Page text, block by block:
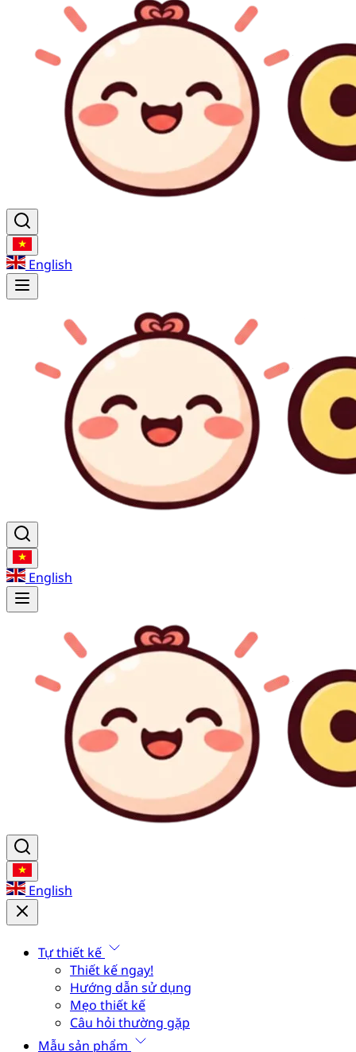
English
English
English
Tự thiết kế
Thiết kế ngay!
Hướng dẫn sử dụng
Mẹo thiết kế
Câu hỏi thường gặp
Mẫu sản phẩm